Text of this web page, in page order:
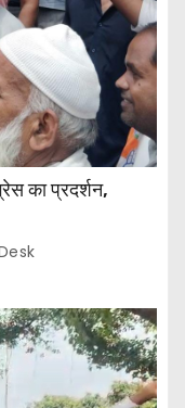
का प्रदर्शन,